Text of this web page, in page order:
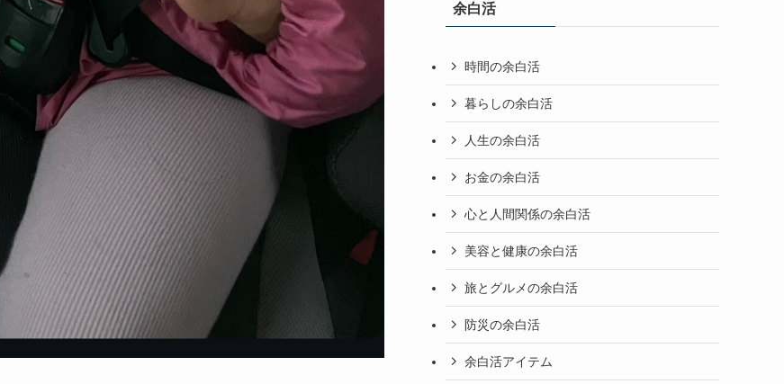
ブ余白活
時間の余白活
暮らしの余白活
人生の余白活
お金の余白活
心と人間関係の余白活
美容と健康の余白活
旅とグルメの余白活
防災の余白活
余白活アイテム